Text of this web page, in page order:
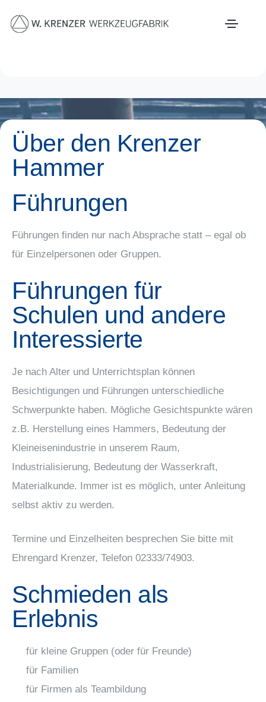
Über den Krenzer
Hammer
Führungen
Führungen finden nur nach Absprache statt – egal ob
für Einzelpersonen oder Gruppen.
Führungen für
Schulen und andere
Interessierte
Je nach Alter und Unterrichtsplan können
Besichtigungen und Führungen unterschiedliche
Schwerpunkte haben. Mögliche Gesichtspunkte wären
z.B. Herstellung eines Hammers, Bedeutung der
Kleineisenindustrie in unserem Raum,
Industrialisierung, Bedeutung der Wasserkraft,
Materialkunde. Immer ist es möglich, unter Anleitung
selbst aktiv zu werden.
Termine und Einzelheiten besprechen Sie bitte mit
Ehrengard Krenzer, Telefon 02333/74903.
Schmieden als
Erlebnis
für kleine Gruppen (oder für Freunde)
für Familien
für Firmen als Teambildung